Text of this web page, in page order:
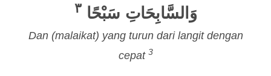
وَالسَّابِحَاتِ سَبْحًا ٣
Dan (malaikat) yang turun dari langit dengan
cepat 3